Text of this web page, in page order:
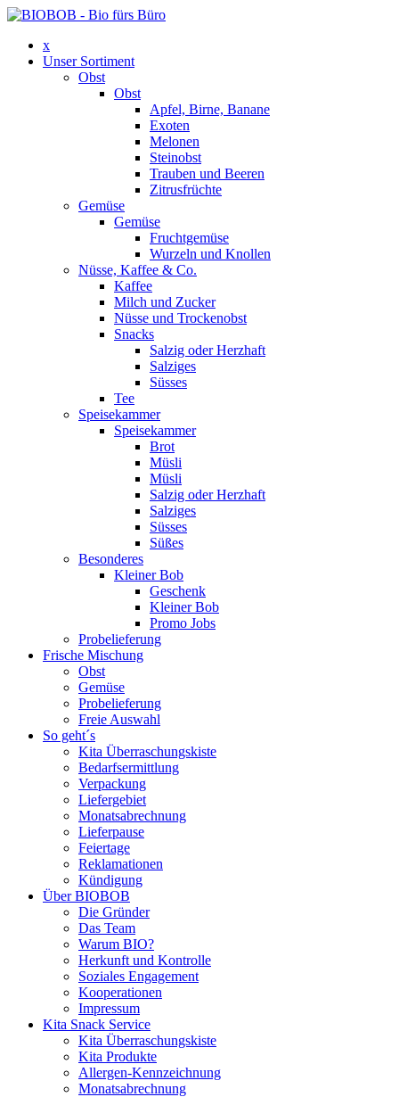
x
Unser Sortiment
Obst
Obst
Apfel, Birne, Banane
Exoten
Melonen
Steinobst
Trauben und Beeren
Zitrusfrüchte
Gemüse
Gemüse
Fruchtgemüse
Wurzeln und Knollen
Nüsse, Kaffee & Co.
Kaffee
Milch und Zucker
Nüsse und Trockenobst
Snacks
Salzig oder Herzhaft
Salziges
Süsses
Tee
Speisekammer
Speisekammer
Brot
Müsli
Müsli
Salzig oder Herzhaft
Salziges
Süsses
Süßes
Besonderes
Kleiner Bob
Geschenk
Kleiner Bob
Promo Jobs
Probelieferung
Frische Mischung
Obst
Gemüse
Probelieferung
Freie Auswahl
So geht´s
Kita Überraschungskiste
Bedarfsermittlung
Verpackung
Liefergebiet
Monatsabrechnung
Lieferpause
Feiertage
Reklamationen
Kündigung
Über BIOBOB
Die Gründer
Das Team
Warum BIO?
Herkunft und Kontrolle
Soziales Engagement
Kooperationen
Impressum
Kita Snack Service
Kita Überraschungskiste
Kita Produkte
Allergen-Kennzeichnung
Monatsabrechnung